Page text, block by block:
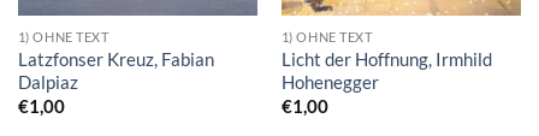
1) OHNE TEXT
Latzfonser Kreuz, Fabian
Dalpiaz
€1,00
1) OHNE TEXT
Licht der Hoffnung, Irmhild
Hohenegger
€1,00